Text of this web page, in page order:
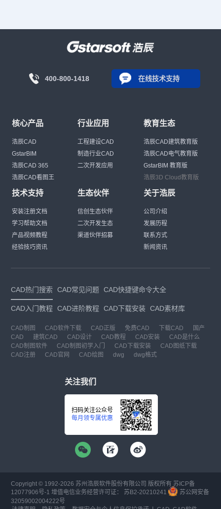
400-800-1418 在线技术支持
核心产品
浩辰CAD
GstarBIM
浩辰CAD 365
浩辰CAD看图王
行业应用
工程建设CAD
制造行业CAD
二次开发应用
教育生态
浩辰CAD建筑教育版
浩辰CAD电气教育版
GstarBIM 教育版
浩辰3D Cloud教育版
技术支持
安装注册文档
学习帮助文档
产品视频教程
经验技巧资讯
生态伙伴
信创生态伙伴
二次开发生态
渠道伙伴招募
关于浩辰
公司介绍
发展历程
联系方式
新闻资讯
CAD热门搜索 CAD常见问题 CAD快捷键命令大全
CAD入门教程 CAD进阶教程 CAD下载安装 CAD素材库
CAD制图 CAD软件下载 CAD正版 免费CAD 下载CAD
国产
CAD
建筑CAD CAD设计 CAD教程 CAD安装
CAD是什么
CAD制图软件
CAD制图初学入门 CAD下载安装
CAD图纸下载
CAD注册
CAD官网 CAD绘图 dwg dwg格式
关注我们
扫码关注公众号
每月领专属优惠
Copyright © 1992-2026 苏州浩辰软件股份有限公司 版权所有 苏ICP备
12077906号-1 增值电信业务经营许可证： 苏B2-20210241
苏公网安备
32059002004222号